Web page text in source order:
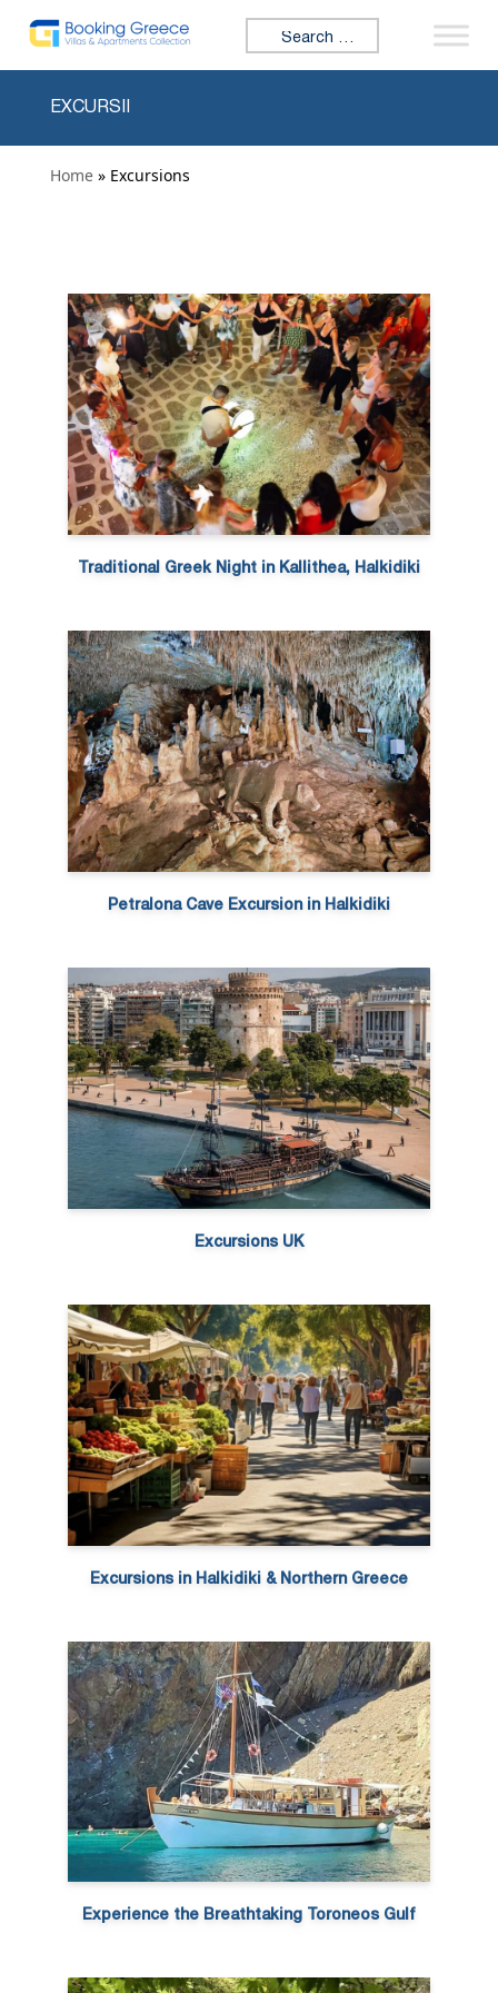
Search for:
EXCURSII
Home » Excursions
Traditional Greek Night in Kallithea, Halkidiki
Petralona Cave Excursion in Halkidiki
Excursions UK
Excursions in Halkidiki & Northern Greece
Experience the Breathtaking Toroneos Gulf